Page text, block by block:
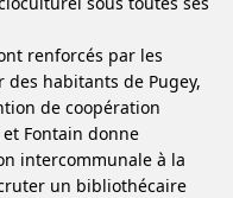
renforcés par les
habitants de Pugey,
de coopération
Fontain donne
intercommunale à la
un bibliothécaire